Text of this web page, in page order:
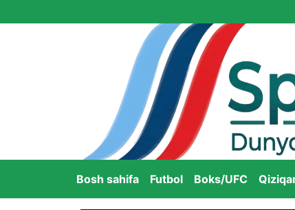
Bosh sahifa Futbol Boks/UFC